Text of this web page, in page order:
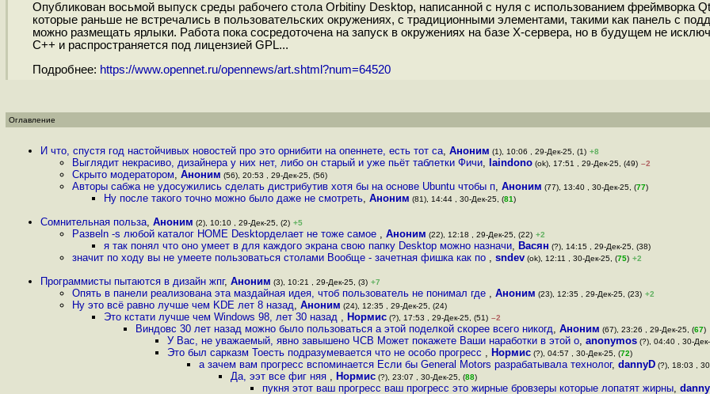
Опубликован восьмой выпуск среды рабочего стола Orbitiny Desktop, написанной с нуля с использованием фреймворка
которые раньше не встречались в пользовательских окружениях, с традиционными элементами, такими как панель с
можно размещать ярлыки. Работа пока сосредоточена на запуск в окружениях на базе X-сервера, но в будущем не
C++ и распространяется под лицензией GPL...
Подробнее: https://www.opennet.ru/opennews/art.shtml?num=64520
Оглавление
И что, спустя год настойчивых новостей про это орнибити на опеннете, есть тот са, Аноним (1), 10:06 , 29-Дек-25, (1) +8
Выглядит некрасиво, дизайнера у них нет, либо он старый и уже пьёт таблетки Фичи, laindono (ok), 17:51 , 29-Дек-25, (49) –2
Скрыто модератором, Аноним (56), 20:53 , 29-Дек-25, (56)
Авторы сабжа не удосужились сделать дистрибутив хотя бы на основе Ubuntu чтобы п, Аноним (77), 13:40 , 30-Дек-25, (77)
Ну после такого точно можно было даже не смотреть, Аноним (81), 14:44 , 30-Дек-25, (81)
Сомнительная польза, Аноним (2), 10:10 , 29-Дек-25, (2) +5
Развеln -s любой каталог HOME Desktopделает не тоже самое , Аноним (22), 12:18 , 29-Дек-25, (22) +2
я так понял что оно умеет в для каждого экрана свою папку Desktop можно назначи, Васян (?), 14:15 , 29-Дек-25, (38)
значит по ходу вы не умеете пользоваться столами Вообще - зачетная фишка как по , sndev (ok), 12:11 , 30-Дек-25, (75) +2
Программисты пытаются в дизайн жпг, Аноним (3), 10:21 , 29-Дек-25, (3) +7
Опять в панели реализована эта маздайная идея, чтоб пользователь не понимал где , Аноним (23), 12:35 , 29-Дек-25, (23) +2
Ну это всё равно лучше чем KDE лет 8 назад, Аноним (24), 12:35 , 29-Дек-25, (24)
Это кстати лучше чем Windows 98, лет 30 назад , Нормис (?), 17:53 , 29-Дек-25, (51) –2
Виндовс 30 лет назад можно было пользоваться а этой поделкой скорее всего никогд, Аноним (67), 23:26 , 29-Дек-25, (67)
У Вас, не уважаемый, явно завышено ЧСВ Может покажете Ваши наработки в этой о, anonymos (?), 04:40 , 30-
Это был сарказм Тоесть подразумевается что не особо прогресс , Нормис (?), 04:57 , 30-Дек-25, (72)
а зачем вам прогресс вспоминается Если бы General Motors разрабатывала технолог, dannyD (?), 18:03 ,
Да, ээт все фиг няя , Нормис (?), 23:07 , 30-Дек-25, (88)
пукня этот ваш прогресс ваш прогресс это жирные бровзеры которые лопатят жирны,